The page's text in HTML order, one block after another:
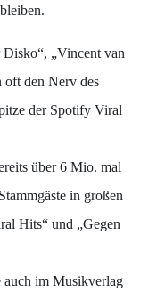
„Vincent van
oft den Nerv des
der Spotify Viral
über 6 Mio. mal
in großen
Hits“ und „Gegen
auch im Musikverlag